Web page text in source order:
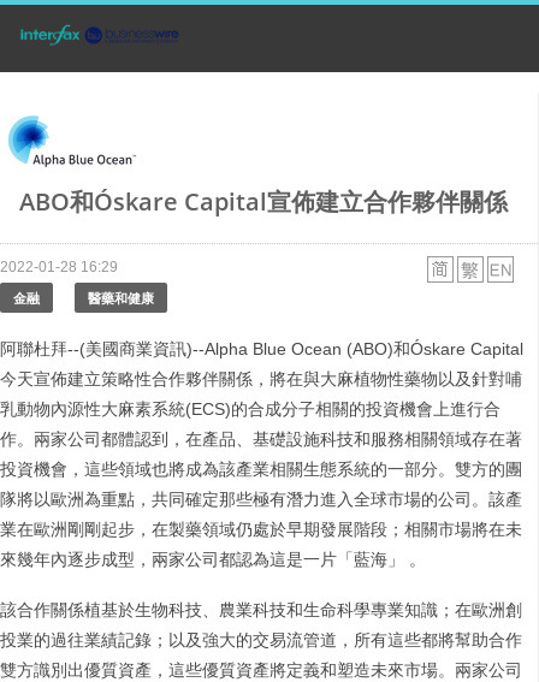
ABO和Óskare Capital宣佈建立合作夥伴關係
2022-01-28 16:29
金融 醫藥和健康
阿聯杜拜--(美國商業資訊)--Alpha Blue Ocean (ABO)和Óskare Capital
今天宣佈建立策略性合作夥伴關係，將在與大麻植物性藥物以及針對哺
乳動物內源性大麻素系統(ECS)的合成分子相關的投資機會上進行合
作。兩家公司都體認到，在產品、基礎設施科技和服務相關領域存在著
投資機會，這些領域也將成為該產業相關生態系統的一部分。雙方的團
隊將以歐洲為重點，共同確定那些極有潛力進入全球市場的公司。該產
業在歐洲剛剛起步，在製藥領域仍處於早期發展階段；相關市場將在未
來幾年內逐步成型，兩家公司都認為這是一片「藍海」 。
該合作關係植基於生物科技、農業科技和生命科學專業知識；在歐洲創
投業的過往業績記錄；以及強大的交易流管道，所有這些都將幫助合作
雙方識別出優質資產，這些優質資產將定義和塑造未來市場。兩家公司